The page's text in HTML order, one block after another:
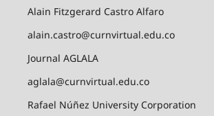
Alain Fitzgerard Castro Alfaro
alain.castro@curnvirtual.edu.co
Journal AGLALA
aglala@curnvirtual.edu.co
Rafael Núñez University Corporation